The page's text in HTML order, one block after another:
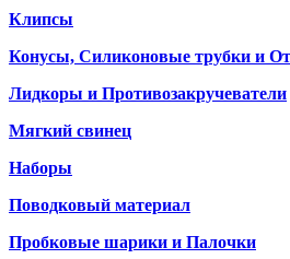
Клипсы
Конусы, Силиконовые трубки и
Лидкоры и Противозакручеватели
Мягкий свинец
Наборы
Поводковый материал
Пробковые шарики и Палочки